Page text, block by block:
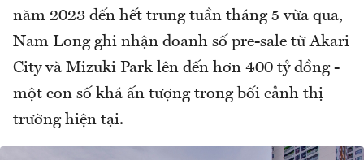
năm 2023 đến hết trung tuần tháng 5 vừa qua,
Nam Long ghi nhận doanh số pre-sale từ Akari
City và Mizuki Park lên đến hơn 400 tỷ đồng -
một con số khá ấn tượng trong bối cảnh thị
trường hiện tại.